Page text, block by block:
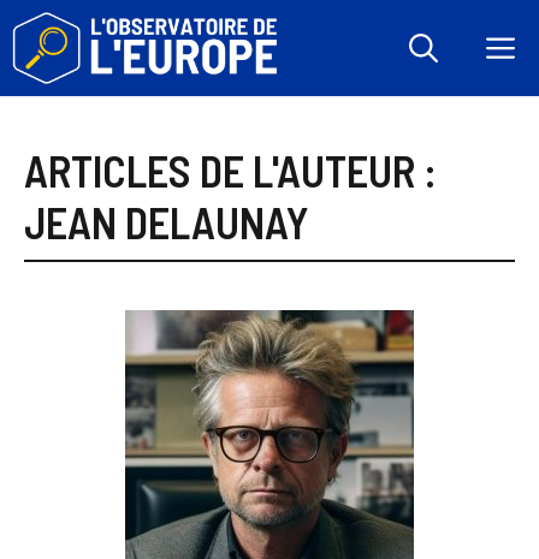
Aller
contenu
ARTICLES DE L'AUTEUR :
JEAN DELAUNAY